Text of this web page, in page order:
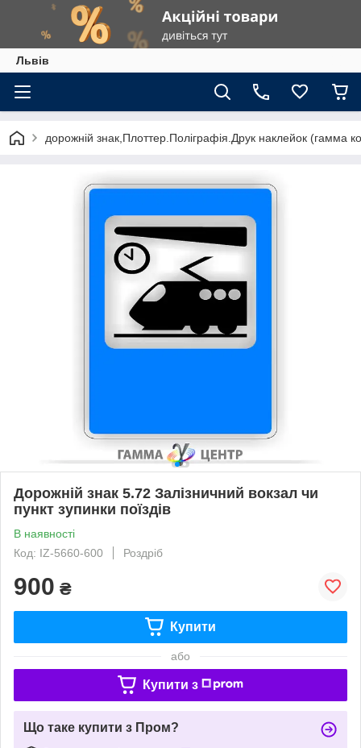
Львів
дорожній знак,Плоттер.Поліграфія.Друк наклейок (гамма
Дорожній знак 5.72 Залізничний вокзал чи
пункт зупинки поїздів
В наявності
Код: IZ-5660-600
Роздріб
900 ₴
Купити
або
Купити з
Що таке купити з Пром?